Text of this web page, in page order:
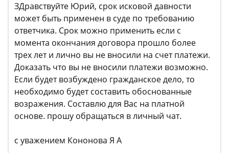
ЗДравствуйте Юрий, срок исковой давности
может быть применен в суде по требованию
ответчика. Срок можно применить если с
момента окончания договора прошло более
трех лет и лично вы не вносили на счет платежи.
Доказать что вы не вносили платежи возможно.
Если будет возбуждено гражданское дело, то
необходимо будет составить обоснованные
возражения. Составлю для Вас на платной
основе. прошу обращаться в личный чат.
с уважением Кононова Я А